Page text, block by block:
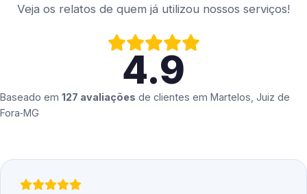
Veja os relatos de quem já utilizou nossos serviços!
4.9
Baseado em 127 avaliações de clientes em Martelos, Juiz de
Fora‑MG